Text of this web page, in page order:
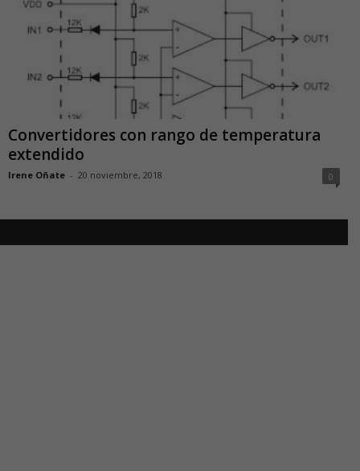
Convertidores con rango de temperatura
extendido
Irene Oñate - 20 noviembre, 2018 0